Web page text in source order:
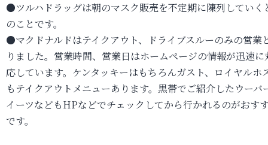
●ツルハドラッグは朝のマスク販売を不定期に陳列していく
のことです。
●マクドナルドはテイクアウト、ドライブスルーのみの営業
りました。営業時間、営業日はホームページの情報が迅速に
応しています。ケンタッキーはもちろんガスト、ロイヤルホ
もテイクアウトメニューあります。黒帯でご紹介したウーバ
イーツなどもHPなどでチェックしてから行かれるのがおす
です。